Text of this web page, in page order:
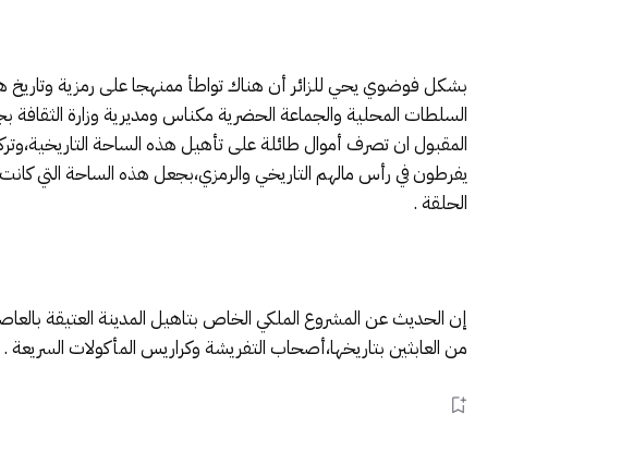
بشكل فوضوي يحي للزائر أن هناك تواطأ ممنهجا على رمزية وتاريخ
السلطات المحلية والجماعة الحضرية مكناس ومديرية وزارة
المقبول ان تصرف أموال طائلة على تأهيل هذه الساحة
يفرطون في رأس مالهم التاريخي والرمزي،بجعل هذه الساحة التي
الحلقة .
إن الحديث عن المشروع الملكي الخاص بتاهيل المدينة العتيقة
من العابثين بتاريخها،أصحاب التفريشة وكراريس المأكولات السريعة .